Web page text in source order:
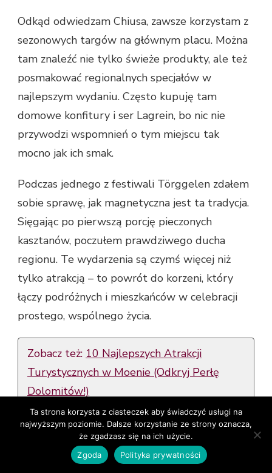
Odkąd odwiedzam Chiusa, zawsze korzystam z
sezonowych targów na głównym placu. Można
tam znaleźć nie tylko świeże produkty, ale też
posmakować regionalnych specjałów w
najlepszym wydaniu. Często kupuję tam
domowe konfitury i ser Lagrein, bo nic nie
przywodzi wspomnień o tym miejscu tak
mocno jak ich smak.
Podczas jednego z festiwali Törggelen zdałem
sobie sprawę, jak magnetyczna jest ta tradycja.
Sięgając po pierwszą porcję pieczonych
kasztanów, poczułem prawdziwego ducha
regionu. Te wydarzenia są czymś więcej niż
tylko atrakcją – to powrót do korzeni, który
łączy podróżnych i mieszkańców w celebracji
prostego, wspólnego życia.
Zobacz też: 10 Najlepszych Atrakcji
Turystycznych w Moenie (Odkryj Perłę
Dolomitów!)
Jeśli miałbym dać jedną radę osobom
odwiedzającym Chiusa, byłaby to wolność
odkrywania. Podczas mojego ostatniego
Ta strona korzysta z ciasteczek aby świadczyć usługi na
najwyższym poziomie. Dalsze korzystanie ze strony oznacza,
że zgadzasz się na ich użycie.
Zgoda
Polityka prywatności